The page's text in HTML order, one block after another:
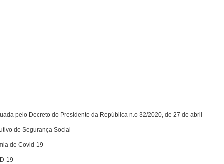
Presidente da República n.o 32/2020, de 27 de abril
de Segurança Social
19